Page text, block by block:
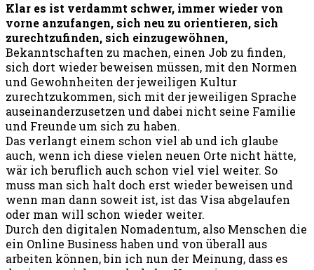
Klar es ist verdammt schwer, immer wieder von
vorne anzufangen, sich neu zu orientieren, sich
zurechtzufinden, sich einzugewöhnen,
Bekanntschaften zu machen, einen Job zu finden,
sich dort wieder beweisen müssen, mit den Normen
und Gewohnheiten der jeweiligen Kultur
zurechtzukommen, sich mit der jeweiligen Sprache
auseinanderzusetzen und dabei nicht seine Familie
und Freunde um sich zu haben.
Das verlangt einem schon viel ab und ich glaube
auch, wenn ich diese vielen neuen Orte nicht hätte,
wär ich beruflich auch schon viel viel weiter. So
muss man sich halt doch erst wieder beweisen und
wenn man dann soweit ist, ist das Visa abgelaufen
oder man will schon wieder weiter.
Durch den digitalen Nomadentum, also Menschen die
ein Online Business haben und von überall aus
arbeiten können, bin ich nun der Meinung, dass es